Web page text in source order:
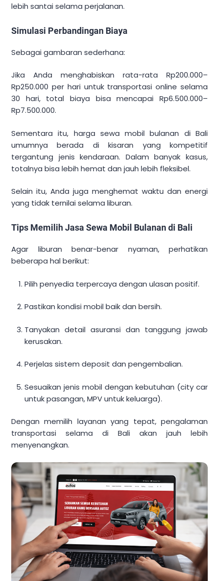
lebih santai selama perjalanan.
Simulasi Perbandingan Biaya
Sebagai gambaran sederhana:
Jika Anda menghabiskan rata-rata Rp200.000–
Rp250.000 per hari untuk transportasi online selama
30 hari, total biaya bisa mencapai Rp6.500.000–
Rp7.500.000.
Sementara itu, harga sewa mobil bulanan di Bali
umumnya berada di kisaran yang kompetitif
tergantung jenis kendaraan. Dalam banyak kasus,
totalnya bisa lebih hemat dan jauh lebih fleksibel.
Selain itu, Anda juga menghemat waktu dan energi
yang tidak ternilai selama liburan.
Tips Memilih Jasa Sewa Mobil Bulanan di Bali
Agar liburan benar-benar nyaman, perhatikan
beberapa hal berikut:
Pilih penyedia terpercaya dengan ulasan positif.
Pastikan kondisi mobil baik dan bersih.
Tanyakan detail asuransi dan tanggung jawab
kerusakan.
Perjelas sistem deposit dan pengembalian.
Sesuaikan jenis mobil dengan kebutuhan (city car
untuk pasangan, MPV untuk keluarga).
Dengan memilih layanan yang tepat, pengalaman
transportasi selama di Bali akan jauh lebih
menyenangkan.